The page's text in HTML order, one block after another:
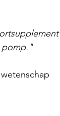
pomp."